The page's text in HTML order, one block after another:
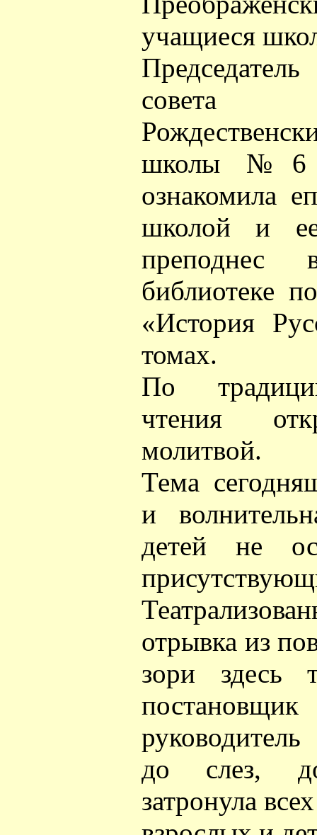
учащиеся
совета
школы №6
ознакомила
школой и
библиотеке
«История
томах.
По
чтения
молитвой.
Тема
и
детей не
отрывка из
зори здесь
до слез,
затронула